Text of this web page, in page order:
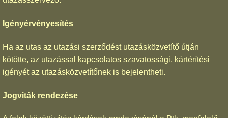
Igényérvényesítés
Ha az utas az utazási szerződést utazásközvetítő útján
kötötte, az utazással kapcsolatos szavatossági, kártérítési
igényét az utazásközvetítőnek is bejelentheti.
Jogviták rendezése